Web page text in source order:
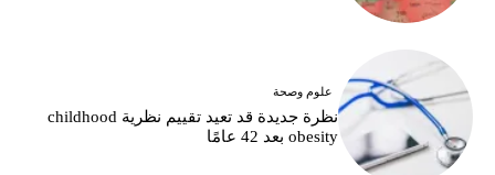
علوم وصحة
نظرة جديدة قد تعيد تقييم نظرية childhood
obesity بعد 42 عامًا